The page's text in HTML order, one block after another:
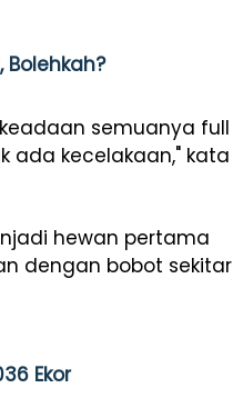
semuanya full
ada kecelakaan," kata
hewan pertama
dengan bobot sekitar
Ekor